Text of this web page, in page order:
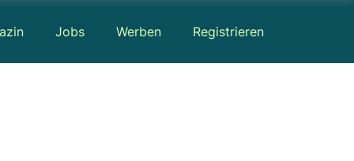
Jobs Werben Registrieren